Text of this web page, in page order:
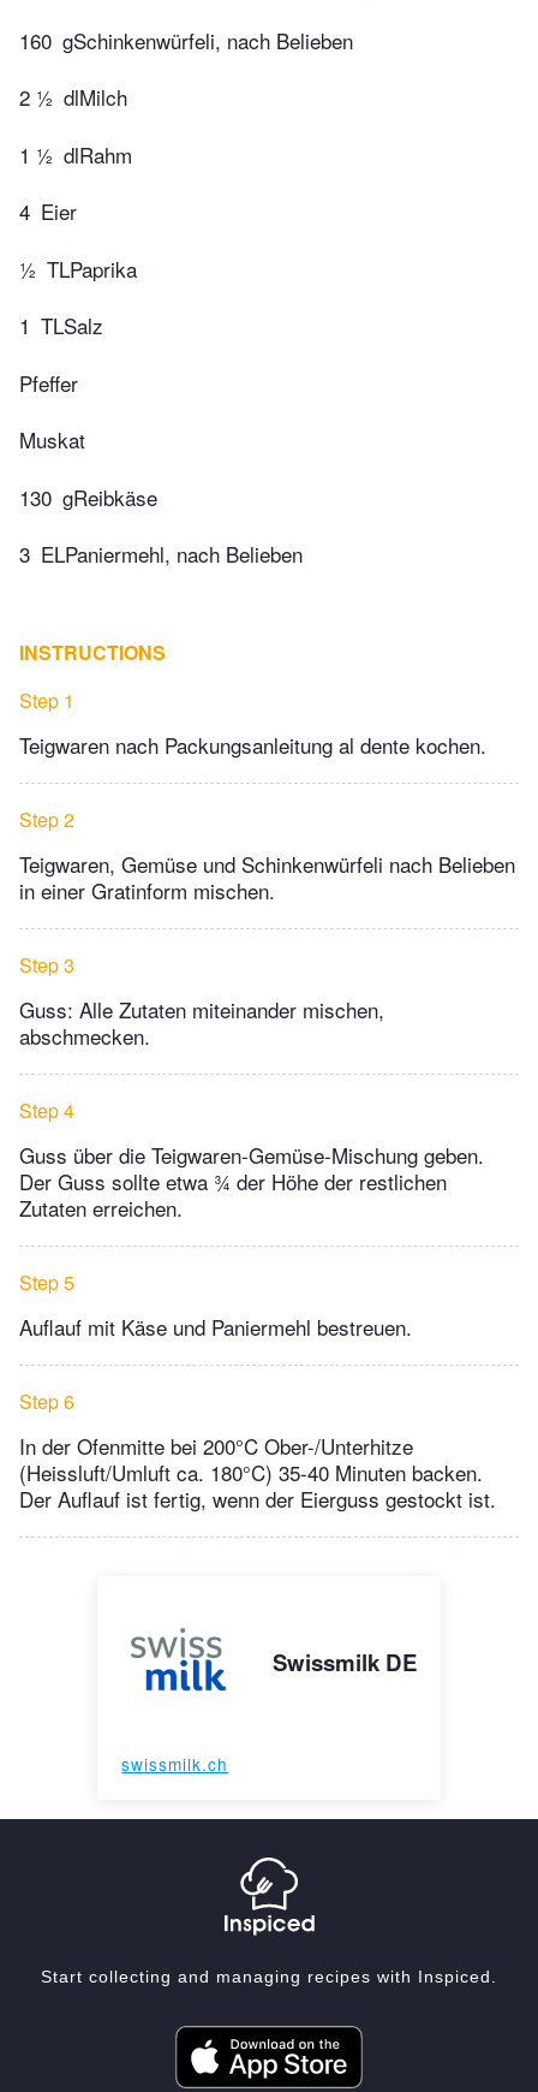
160 gSchinkenwürfeli, nach Belieben
2 ½ dlMilch
1 ½ dlRahm
4 Eier
½ TLPaprika
1 TLSalz
Pfeffer
Muskat
130 gReibkäse
3 ELPaniermehl, nach Belieben
INSTRUCTIONS
Step 1
Teigwaren nach Packungsanleitung al dente kochen.
Step 2
Teigwaren, Gemüse und Schinkenwürfeli nach Belieben
in einer Gratinform mischen.
Step 3
Guss: Alle Zutaten miteinander mischen,
abschmecken.
Step 4
Guss über die Teigwaren-Gemüse-Mischung geben.
Der Guss sollte etwa ¾ der Höhe der restlichen
Zutaten erreichen.
Step 5
Auflauf mit Käse und Paniermehl bestreuen.
Step 6
In der Ofenmitte bei 200°C Ober-/Unterhitze
(Heissluft/Umluft ca. 180°C) 35-40 Minuten backen.
Der Auflauf ist fertig, wenn der Eierguss gestockt ist.
Swissmilk DE
swissmilk.ch
Start collecting and managing recipes with Inspiced.